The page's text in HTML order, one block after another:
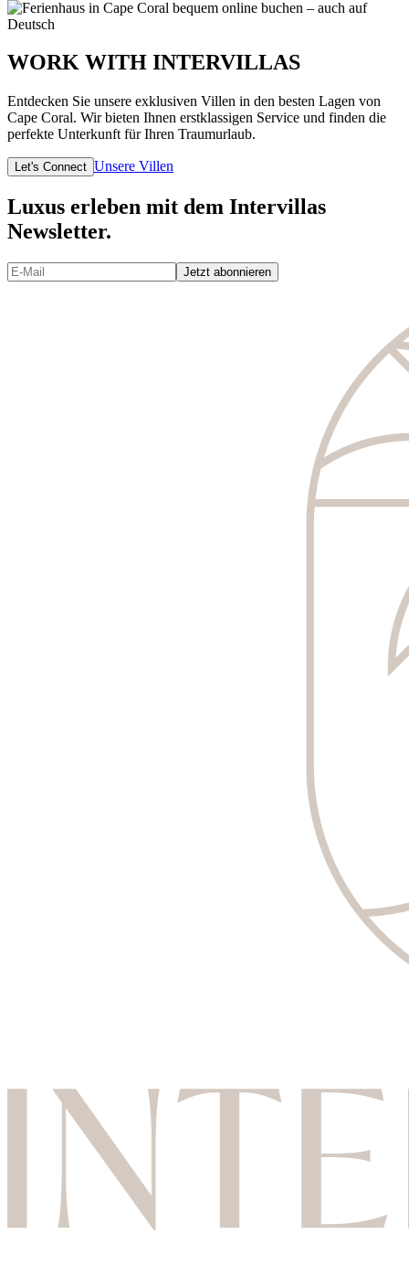
WORK WITH INTERVILLAS
Entdecken Sie unsere exklusiven Villen in den besten Lagen von
Cape Coral. Wir bieten Ihnen erstklassigen Service und finden die
perfekte Unterkunft für Ihren Traumurlaub.
Let's Connect Unsere Villen
Luxus erleben mit dem Intervillas
Newsletter.
Jetzt abonnieren